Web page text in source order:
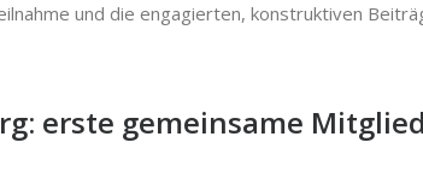
und die engagierten, konstruktiven
erste gemeinsame